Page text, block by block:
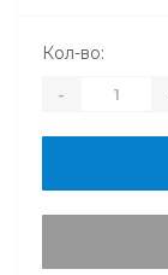
Кол-во:
-